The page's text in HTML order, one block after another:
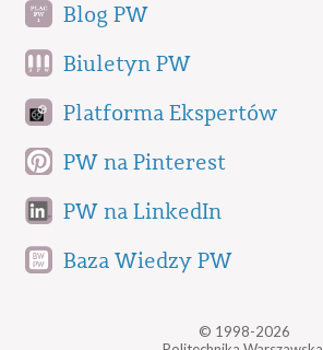
Blog PW
Biuletyn PW
Platforma Ekspertów
PW na Pinterest
PW na LinkedIn
Baza Wiedzy PW
© 1998-2026